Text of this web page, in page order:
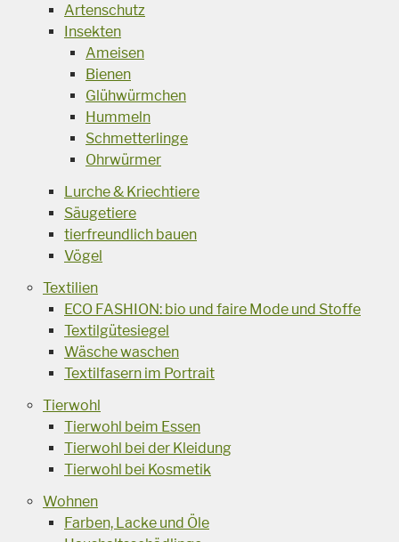
Artenschutz
Insekten
Ameisen
Bienen
Glühwürmchen
Hummeln
Schmetterlinge
Ohrwürmer
Lurche & Kriechtiere
Säugetiere
tierfreundlich bauen
Vögel
Textilien
ECO FASHION: bio und faire Mode und Stoffe
Textilgütesiegel
Wäsche waschen
Textilfasern im Portrait
Tierwohl
Tierwohl beim Essen
Tierwohl bei der Kleidung
Tierwohl bei Kosmetik
Wohnen
Farben, Lacke und Öle